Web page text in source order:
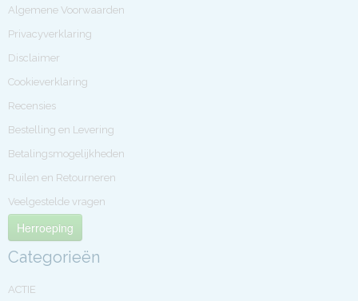
Algemene Voorwaarden
Privacyverklaring
Disclaimer
Cookieverklaring
Recensies
Bestelling en Levering
Betalingsmogelijkheden
Ruilen en Retourneren
Veelgestelde vragen
Herroeping
Categorieën
ACTIE